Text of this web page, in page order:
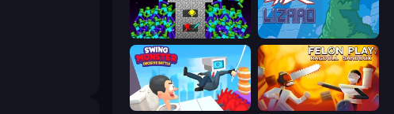
Stick Epic Fighter Laser Lizard
Swing Monster: Decisive Battle Felon Play: Ragdoll Sandbox